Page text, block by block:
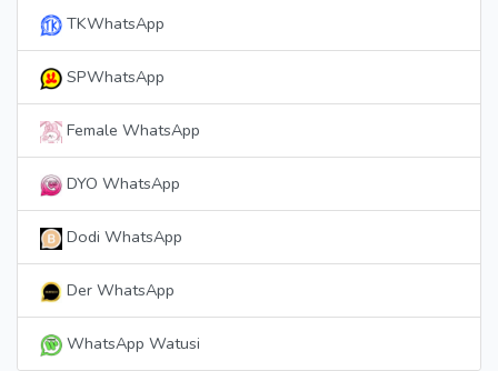
TKWhatsApp
SPWhatsApp
Female WhatsApp
DYO WhatsApp
Dodi WhatsApp
Der WhatsApp
WhatsApp Watusi